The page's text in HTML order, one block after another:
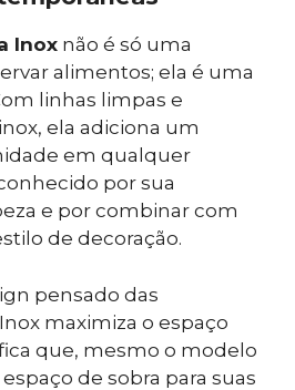
Inox não é só uma
alimentos; ela é uma
linhas limpas e
ela adiciona um
em qualquer
por sua
e por combinar com
de decoração.
pensado das
maximiza o espaço
que, mesmo o modelo
de sobra para suas